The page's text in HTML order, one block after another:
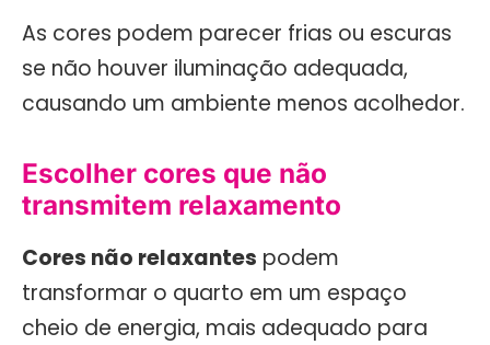
As cores podem parecer frias ou escuras
se não houver iluminação adequada,
causando um ambiente menos acolhedor.
Escolher cores que não
transmitem relaxamento
Cores não relaxantes podem
transformar o quarto em um espaço
cheio de energia, mais adequado para